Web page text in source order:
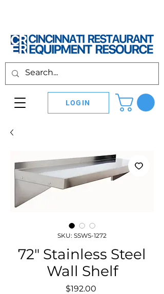
LOGIN
SKU: SSWS-1272
72″ Stainless Steel
Wall Shelf
$192.00मूल्य